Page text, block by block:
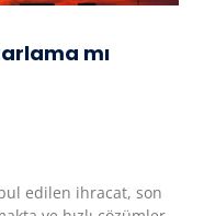
mı
edilen ihracat, son